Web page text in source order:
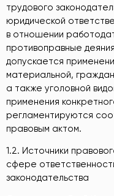
трудового
юридической
в отношении
противоправные
допускается
материальной,
а также уголовной
применения
регламентируются
правовым актом.
1.2. Источники
сфере
законодательства